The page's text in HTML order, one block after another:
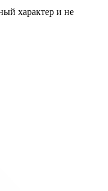
характер и не